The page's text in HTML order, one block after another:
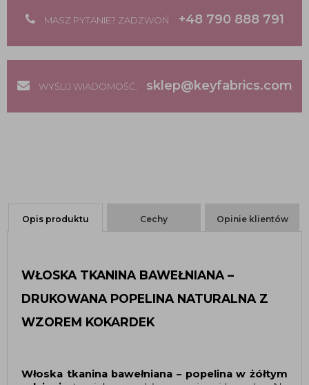
MASZ PYTANIE? ZADZWOŃ +48 790 888 791
WYŚLIJ WIADOMOŚĆ: sklep@keyfabrics.com
Opis produktu Cechy Opinie klientów
WŁOSKA TKANINA BAWEŁNIANA –
DRUKOWANA POPELINA NATURALNA Z
WZOREM KOKARDEK
Włoska tkanina bawełniana – popelina w żółtym